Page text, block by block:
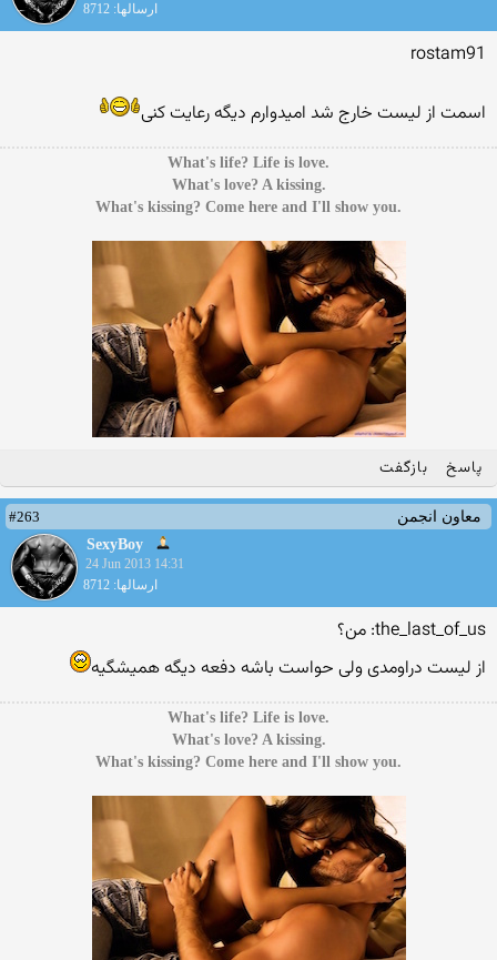
ارسالها: 8712
rostam91
اسمت از لیست خارج شد امیدوارم دیگه رعایت کنی
.What's life? Life is love
.What's love? A kissing
.What's kissing? Come here and I'll show you
پاسخ بازگفت
معاون انجمن
#263
SexyBoy
24 Jun 2013 14:31
ارسالها: 8712
the_last_of_us: من؟
از لیست دراومدی ولی حواست باشه دفعه دیگه همیشگیه
.What's life? Life is love
.What's love? A kissing
.What's kissing? Come here and I'll show you